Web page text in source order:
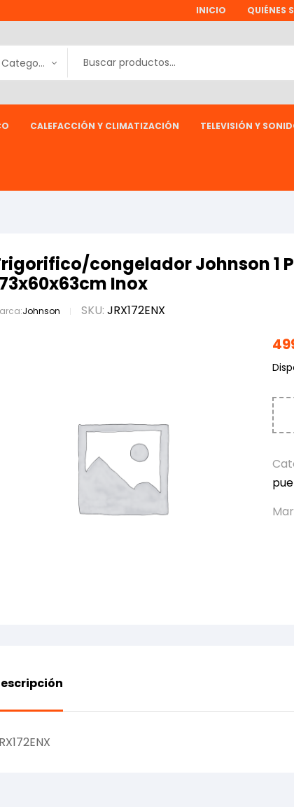
INICIO QUIÉNES
Todas las Categorías
CALEFACCIÓN Y CLIMATIZACIÓN TELEVISIÓN Y
congelador Johnson 1
Inox
Johnson SKU: JRX172ENX